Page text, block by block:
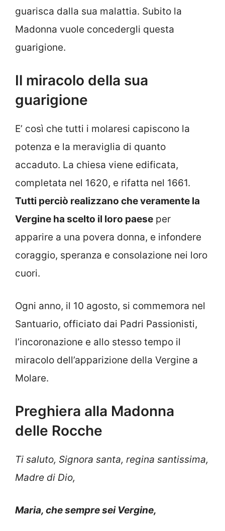
guarisca dalla sua malattia. Subito la
Madonna vuole concedergli questa
guarigione.
Il miracolo della sua
guarigione
E’ così che tutti i molaresi capiscono la
potenza e la meraviglia di quanto
accaduto. La chiesa viene edificata,
completata nel 1620, e rifatta nel 1661.
Tutti perciò realizzano che veramente la
Vergine ha scelto il loro paese per
apparire a una povera donna, e infondere
coraggio, speranza e consolazione nei loro
cuori.
Ogni anno, il 10 agosto, si commemora nel
Santuario, officiato dai Padri Passionisti,
l’incoronazione e allo stesso tempo il
miracolo dell’apparizione della Vergine a
Molare.
Preghiera alla Madonna
delle Rocche
Ti saluto, Signora santa, regina santissima,
Madre di Dio,
Maria, che sempre sei Vergine,